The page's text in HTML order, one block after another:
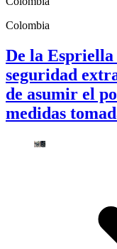
Colombia
De la Espriella
seguridad
de asumir el
medidas